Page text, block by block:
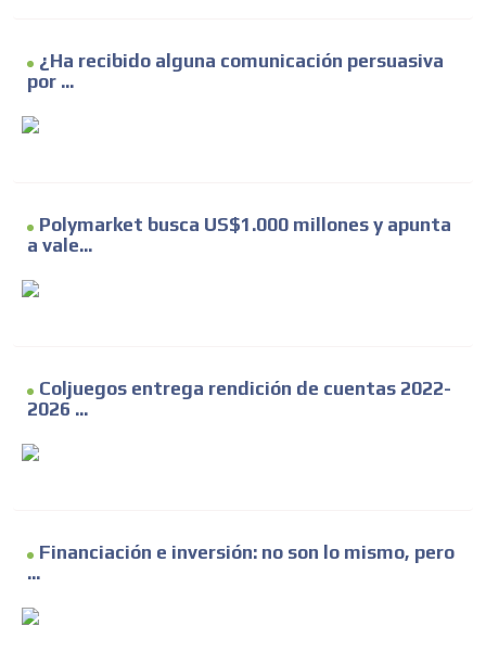
¿Ha recibido alguna comunicación persuasiva
por ...
Polymarket busca US$1.000 millones y apunta
a vale...
Coljuegos entrega rendición de cuentas 2022-
2026 ...
Financiación e inversión: no son lo mismo, pero
...